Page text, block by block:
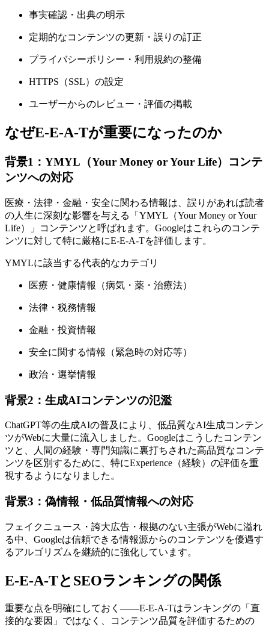
事実確認・出典の明示
定期的なコンテンツの更新・誤りの訂正
プライバシーポリシー・利用規約の整備
HTTPS（SSL）の設定
ユーザーからのレビュー・評価の掲載
なぜE-E-A-Tが重要になったのか
背景1：YMYL（Your Money or Your Life）コンテ
ンツへの対応
医療・法律・金融・安全に関わる情報は、誤りがあれば読者
の人生に深刻な影響を与える「YMYL（Your Money or Your
Life）」コンテンツと呼ばれます。Googleはこれらのコンテ
ンツに対して特に厳格にE-E-A-Tを評価します。
YMYLに該当する代表的なカテゴリ
医療・健康情報（病気・薬・治療法）
法律・税務情報
金融・投資情報
安全に関する情報（緊急時の対応等）
政治・選挙情報
背景2：生成AIコンテンツの氾濫
ChatGPT等の生成AIの普及により、低品質なAI生成コンテン
ツがWebに大量に流入しました。Googleはこうしたコンテン
ツと、人間の経験・専門知識に裏打ちされた高品質なコンテ
ンツを区別するために、特にExperience（経験）の評価を重
視するようになりました。
背景3：偽情報・低品質情報への対応
フェイクニュース・誇大広告・根拠のない主張がWebに溢れ
る中、Googleは信頼できる情報源からのコンテンツを優遇す
るアルゴリズムを継続的に強化しています。
E-E-A-TとSEOランキングの関係
重要な点を明確にしておく——E-E-A-Tはランキングの「直
接的な要因」ではなく、コンテンツ品質を評価するための